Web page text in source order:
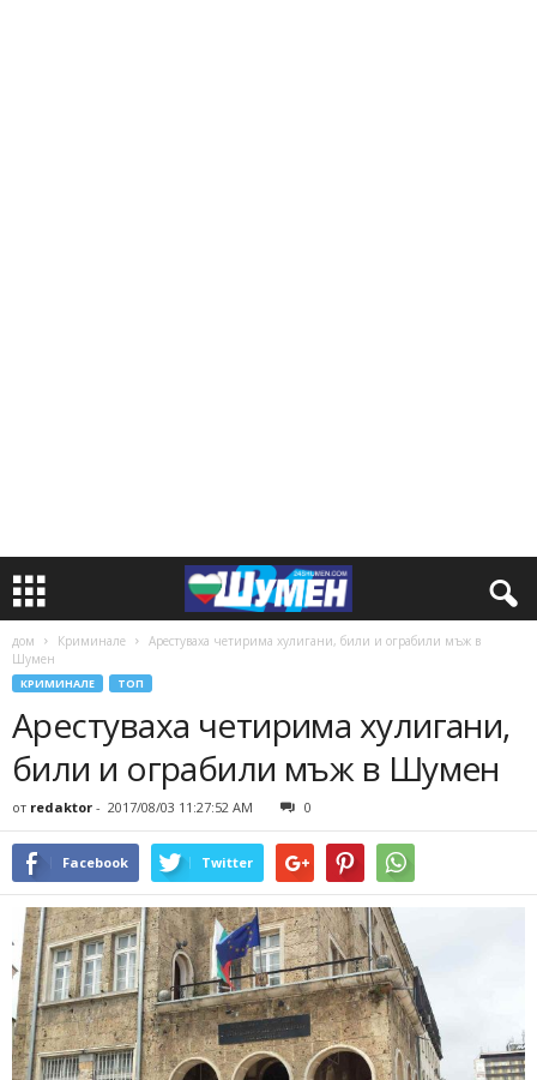
дом Криминале
Арестуваха четирима хулигани, били и ограбили мъж в
Шумен
КРИМИНАЛЕ ТОП
Арестуваха четирима хулигани,
били и ограбили мъж в Шумен
от redaktor - 2017/08/03 11:27:52 AM 0
Facebook Twitter